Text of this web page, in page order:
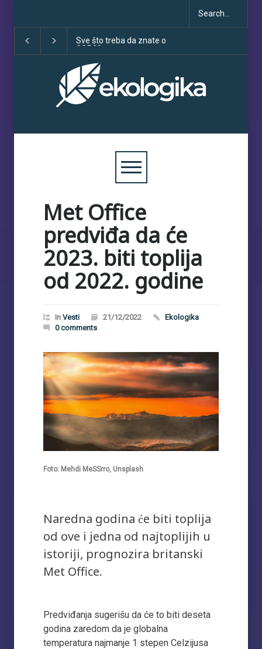
Sve što treba da znate o
COP30
Met Office
predviđa da će
2023. biti toplija
od 2022. godine
In Vesti 21/12/2022
Ekologika
0 comments
Foto: Mehdi MeSSrro, Unsplash
Naredna godina će biti toplija
od ove i jedna od najtoplijih u
istoriji, prognozira britanski
Met Office.
Predviđanja sugerišu da će to biti deseta
godina zaredom da je globalna
temperatura najmanje 1 stepen Celzijusa